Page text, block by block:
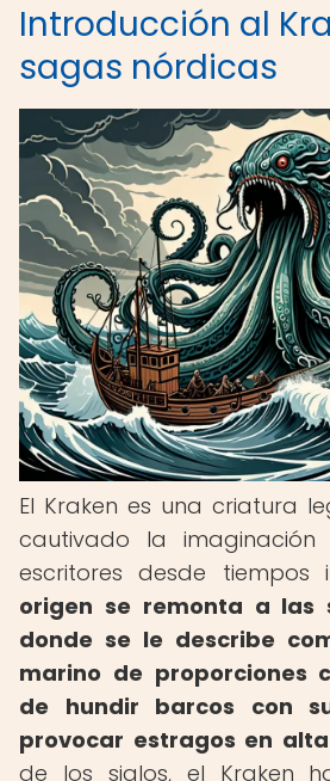
Introducción al
sagas nórdicas
El Kraken es una criatura
cautivado la
escritores desde tiempos
origen se remonta a las
donde se le describe
marino de proporciones
de hundir barcos con
provocar estragos en
de los siglos, el Kraken